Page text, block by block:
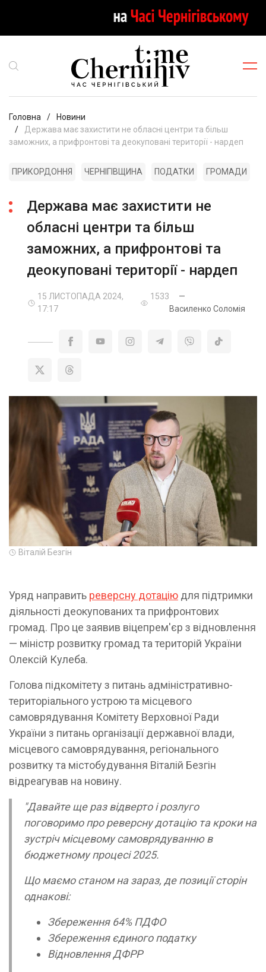
Головна
Новини
Держава має захистити не обласні центри та більш
заможних, а прифронтові та деокуповані території - нардеп
ПРИКОРДОННЯ ЧЕРНІГІВЩИНА ПОДАТКИ ГРОМАДИ
Держава має захистити не
обласні центри та більш
заможних, а прифронтові та
деокуповані території - нардеп
15 ЛИСТОПАДА 2024,
17:17
1533
—
Василенко Соломія
Віталій Безгін
Уряд направить реверсну дотацію для підтримки
діяльності деокупованих та прифронтових
громад. Про це заявив віцепрем'єр з відновлення
— міністр розвитку громад та територій України
Олексій Кулеба.
Голова підкомітету з питань адміністративно-
територіального устрою та місцевого
самоврядування Комітету Верховної Ради
України з питань організації державної влади,
місцевого самоврядування, регіонального
розвитку та містобудування Віталій Безгін
відреагував на новину.
"Давайте ще раз відверто і розлуго
поговоримо про реверсну дотацію та кроки на
зустріч місцевому самоврядуванню в
бюджетному процесі 2025.
Що маємо станом на зараз, де позиції сторін
однакові:
Збереження 64% ПДФО
Збереження єдиного податку
Відновлення ДФРР